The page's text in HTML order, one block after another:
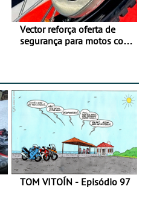
Vector reforça oferta de
segurança para motos com
TOM VITOÍN - Episódio 97